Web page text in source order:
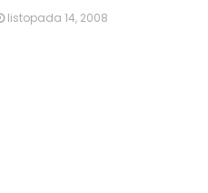
listopada 14, 2008